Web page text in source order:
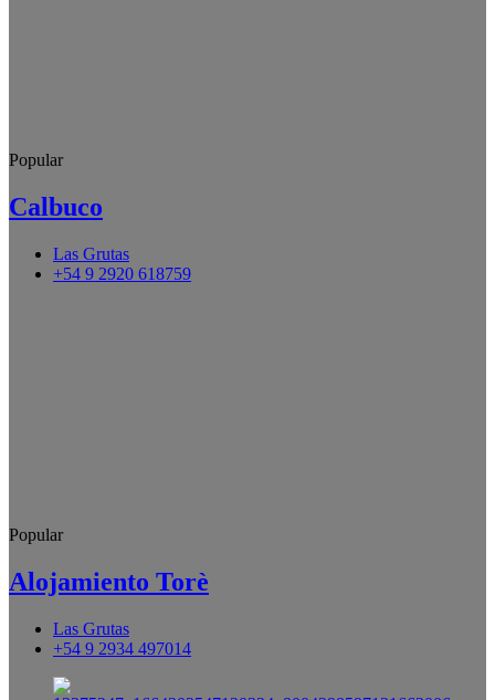
Popular
Calbuco
Las Grutas
+54 9 2920 618759
Popular
Alojamiento Torè
Las Grutas
+54 9 2934 497014